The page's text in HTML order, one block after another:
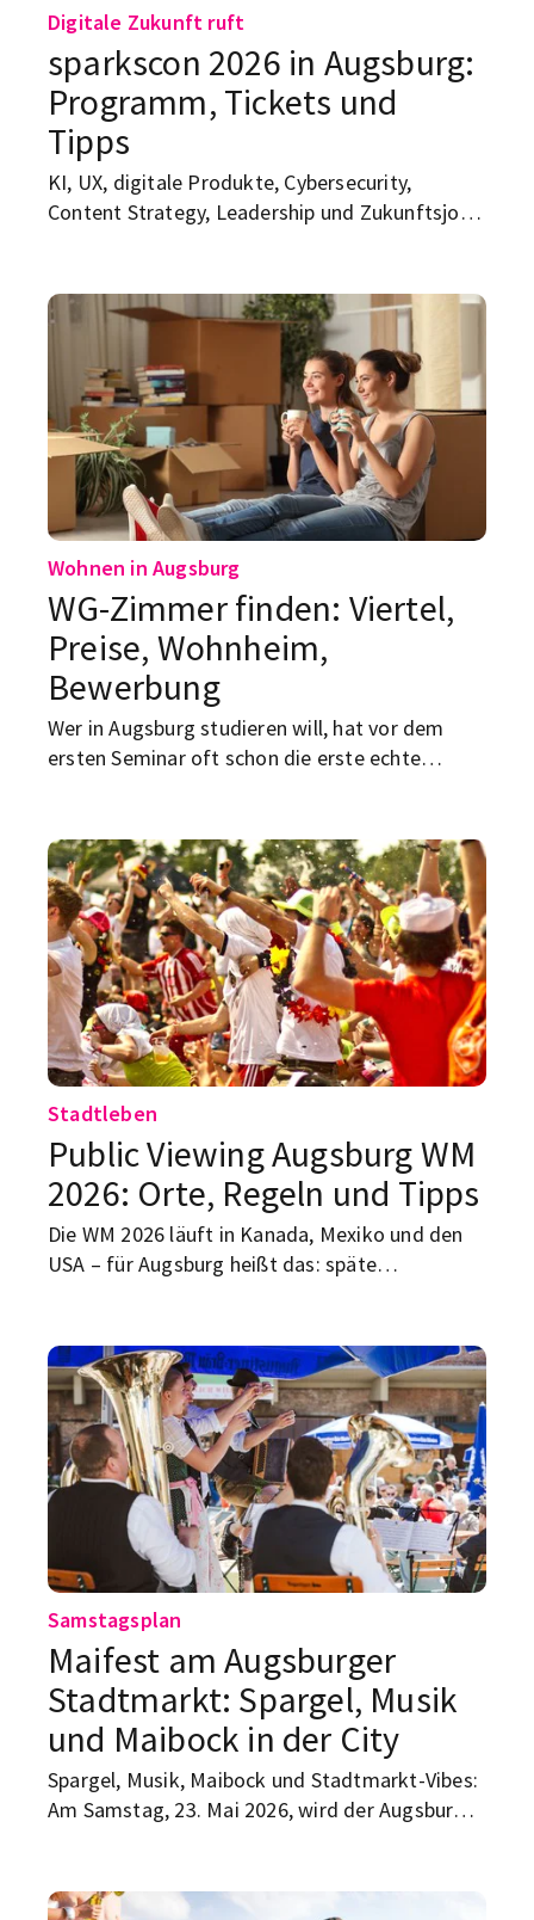
Digitale Zukunft ruft
sparkscon 2026 in Augsburg:
Programm, Tickets und
Tipps
KI, UX, digitale Produkte, Cybersecurity,
Content Strategy, Leadership und Zukunftsjobs
Konferenz mit Badge, Buzzwords und
Menschen, die „Transformation“ sagen, bevor
sie guten Morgen sagen. Dabei ist sie deutlich
mehr als das...
Wohnen in Augsburg
WG-Zimmer finden: Viertel,
Preise, Wohnheim,
Bewerbung
Wer in Augsburg studieren will, hat vor dem
ersten Seminar oft schon die erste echte
Nachricht: Wer bei der Suche nach WG-Zimmern
in Augsburg oder einem Studentenwohnheim in
Augsburg klug vorgeht, kann sich viel Stress
sparen. Hier unsere Tipps für mehr Erfolg bei
der Suche…
Stadtleben
Public Viewing Augsburg WM
2026: Orte, Regeln und Tipps
Die WM 2026 läuft in Kanada, Mexiko und den
USA – für Augsburg heißt das: späte
Fußballabende.
Samstagsplan
Maifest am Augsburger
Stadtmarkt: Spargel, Musik
und Maibock in der City
Spargel, Musik, Maibock und Stadtmarkt-Vibes:
Am Samstag, 23. Mai 2026, wird der Augsburger
Pause vom Uni-Alltag haben.